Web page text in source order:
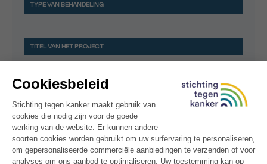
associated CD8+ T cells through spatial
metabolomics.